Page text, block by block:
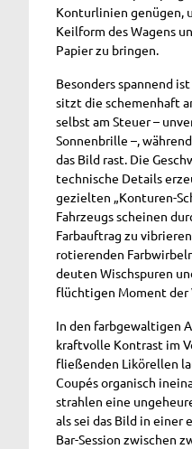
Konturlinien genügen,
Keilform des Wagens
Papier zu bringen.
Besonders spannend
sitzt die schemenhaft
selbst am Steuer –
Sonnenbrille –,
das Bild rast. Die
technische Details
gezielten „Konturen-
Fahrzeugs scheinen
Farbauftrag zu
rotierenden
deuten Wischspuren
flüchtigen Moment der
In den farbgewaltigen
kraftvolle Kontrast im
fließenden Likörellen
Coupés organisch
strahlen eine
als sei das Bild in einer
Bar-Session zwischen